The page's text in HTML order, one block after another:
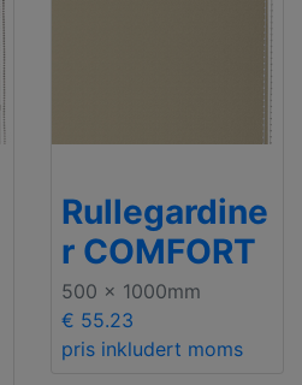
Rullegardine
r COMFORT
500 x 1000mm
€ 55.23
pris inkludert moms